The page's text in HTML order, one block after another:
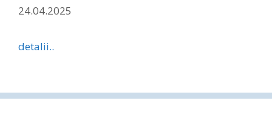
24.04.2025
detalii..